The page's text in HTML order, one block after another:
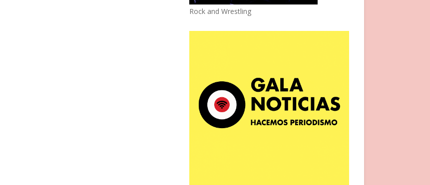
Rock and Wrestling